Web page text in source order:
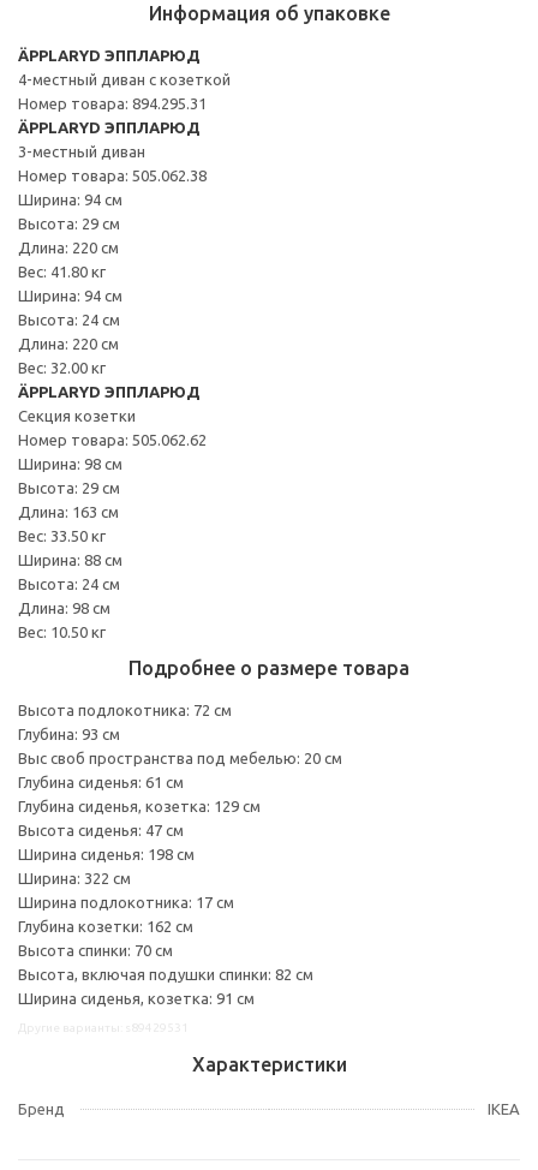
Информация об упаковке
ÄPPLARYD ЭППЛАРЮД
4-местный диван с козеткой
Номер товара: 894.295.31
ÄPPLARYD ЭППЛАРЮД
3-местный диван
Номер товара: 505.062.38
Ширина: 94 см
Высота: 29 см
Длина: 220 см
Вес: 41.80 кг
Ширина: 94 см
Высота: 24 см
Длина: 220 см
Вес: 32.00 кг
ÄPPLARYD ЭППЛАРЮД
Секция козетки
Номер товара: 505.062.62
Ширина: 98 см
Высота: 29 см
Длина: 163 см
Вес: 33.50 кг
Ширина: 88 см
Высота: 24 см
Длина: 98 см
Вес: 10.50 кг
Подробнее о размере товара
Высота подлокотника: 72 см
Глубина: 93 см
Выс своб пространства под мебелью: 20 см
Глубина сиденья: 61 см
Глубина сиденья, козетка: 129 см
Высота сиденья: 47 см
Ширина сиденья: 198 см
Ширина: 322 см
Ширина подлокотника: 17 см
Глубина козетки: 162 см
Высота спинки: 70 см
Высота, включая подушки спинки: 82 см
Ширина сиденья, козетка: 91 см
Характеристики
Бренд IKEA